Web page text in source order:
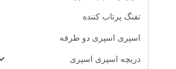
تفنگ پرتاب کننده
اسپری اسپری دو طرفه
دریچه اسپری اسپری